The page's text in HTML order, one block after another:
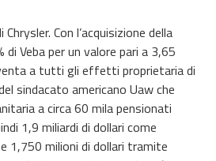
Con l’acquisizione della
di Veba per un valore pari a 3,65
a tutti gli effetti proprietaria di
sindacato americano Uaw che
a circa 60 mila pensionati
1,9 miliardi di dollari come
1,750 milioni di dollari tramite